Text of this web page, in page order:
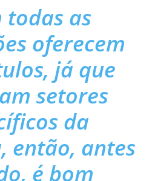
todas as
oferecem
já que
setores
da
então, antes
é bom